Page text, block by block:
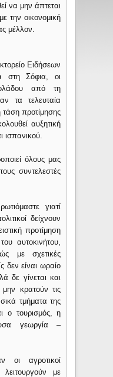
να μην άπτεται
την οικονομική
μέλλον.
Ειδήσεων
στη Σόφια, οι
από τη
τα τελευταία
τάση προτίμησης
αυξητική
ισπανικού.
όλους μας
συντελεστές
γιατί
δείχνουν
προτίμηση
αυτοκινήτου,
με σχετικές
δεν είναι ωραίο
δε γίνεται και
κρατούν τις
τμήματα της
ο τουρισμός, η
γεωργία –
αγροτικοί
με